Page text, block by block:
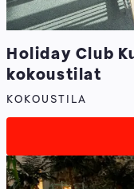
Holiday Club
kokoustilat
KOKOUSTILA